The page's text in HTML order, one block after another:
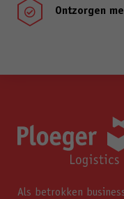
 Ontzorgen
Als betrokken